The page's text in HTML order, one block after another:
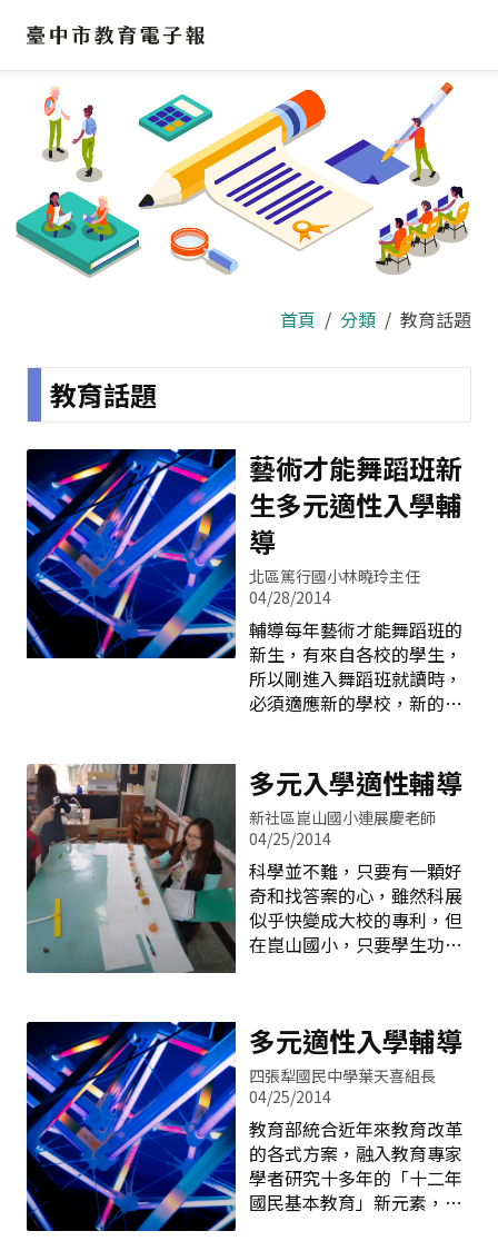
區
首頁 分類 教育話題
教育話題
藝術才能舞蹈班新
生多元適性入學輔
導
北區篤行國小林曉玲主任
04/28/2014
輔導每年藝術才能舞蹈班的
新生，有來自各校的學生，
所以剛進入舞蹈班就讀時，
必須適應新的學校，新的同
調整競爭的心態，訓練積極
的學習態度&hellip;等。這
些有關環境、人、事、物的
種種改變及適應，非常需要
學校和家長合作，給予多元
適性的輔導，讓他們盡快進
如良好的學習狀態。 舞蹈班
的新生，可從課業輔導、情
學習。學科方面為從二念及
升上三年級，不但科目不
同，課程內容也加深，加上
上課的步調較為緊湊，所
以，注意力的訓力及學習效
率的提升，是非常重要的。
至於舞蹈術科方面，因為有
現代舞、即興創作、芭蕾、
多元入學適性輔導
新社區崑山國小連展慶老師
04/25/2014
科學並不難，只要有一顆好
奇和找答案的心，雖然科展
似乎快變成大校的專利，但
在崑山國小，只要學生功課
科學很簡單，盡在生活中。
看看十二年國教的五大
理念和三大願景，再翻開科
學展覽會實施計畫中的舉辦
原則----要學生自願有興趣並
親手操作，發現有極大的暗
合之處，在此野人獻曝談今
年發生在崑山的故事，一個
多元適性入學輔導
四張犁國民中學葉天喜組長
04/25/2014
教育部統合近年來教育改革
的各式方案，融入教育專家
學者研究十多年的「十二年
國民基本教育」新元素，進